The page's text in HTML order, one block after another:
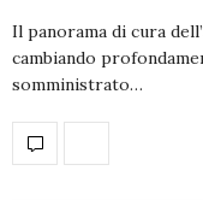
Il panorama di cura
cambiando
somministrato…